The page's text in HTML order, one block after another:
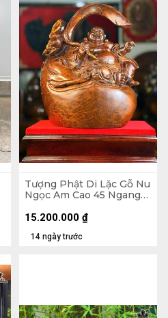
Tượng Phật Di Lặc Gỗ Nu
Ngọc Am Cao 45 Ngang
14 ngày trước
15.200.000 ₫